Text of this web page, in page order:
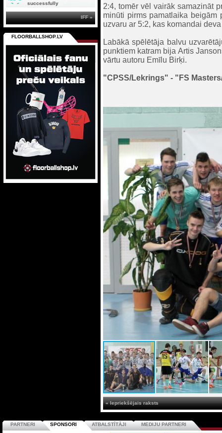
2:4, tomēr vēl vairāk samazināt
minūti pirms pamatlaika
uzvaru ar 5:2, kas komandai
Labākā spēlētāja balvu
punktiem katram bija Artis
vārtu autoru Emīlu Birķi.
"CPSS/Lekrings" - "FS
« Iepriekšējais raksts
successfully
IFF »
FLOORBALLSHOP.LV
PARTNERI SPONSORI ATBALSTĪTĀJI MEDIJU PARTNERI